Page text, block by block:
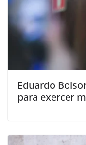
Eduardo
para exercer